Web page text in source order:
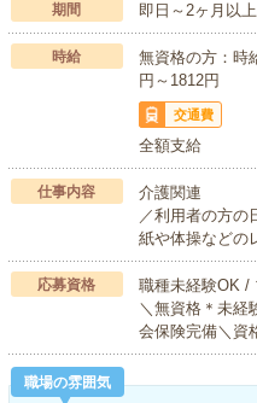
期間 即日～2ヶ月以
時給
無資格の方：時
円～1812円
交通費
全額支給
仕事内容
介護関連
／利用者の方
紙や体操など
応募資格
職種未経験OK /
＼無資格＊未
会保険完備＼資
職場の雰囲気